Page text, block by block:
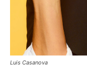
Luis Casanova